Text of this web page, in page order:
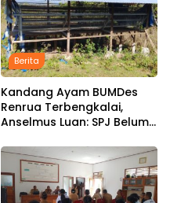
Berita
Kandang Ayam BUMDes
Renrua Terbengkalai,
Anselmus Luan: SPJ Belum
Desa Sejak Januari Belum
Dibayar